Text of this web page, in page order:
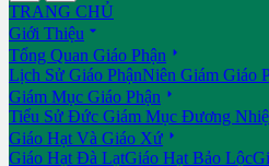
TRANG CHỦ
Giới Thiệu 
Tổng Quan Giáo Phận 
Lịch Sử Giáo PhậnNiên Giám Giáo
Giám Mục Giáo Phận 
Tiểu Sử Đức Giám Mục Đương
Giáo Hạt Và Giáo Xứ 
Giáo Hạt Đà LạtGiáo Hạt Bảo Lộc